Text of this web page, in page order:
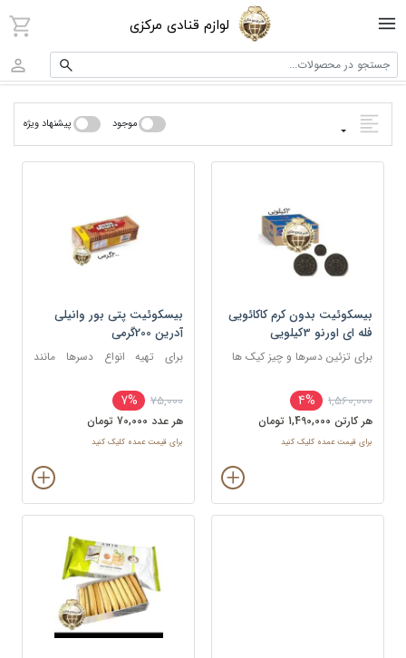
لوازم قنادی مرکزی
جستجو در محصولات...
موجود پیشنهاد ویژه
بیسکوئیت بدون کرم کاکائویی
فله ای اورنو 3کیلویی
برای تزئین دسرها و چیز کیک‌ ها
1,560,000
4%
هر کارتن 1,490,000 تومان
برای قیمت عمده کلیک کنید
بیسکوئیت پتی بور وانیلی
آدرین 200گرمی
برای تهیه انواع دسرها مانند
یخچالی
75,000
7%
هر عدد 70,000 تومان
برای قیمت عمده کلیک کنید